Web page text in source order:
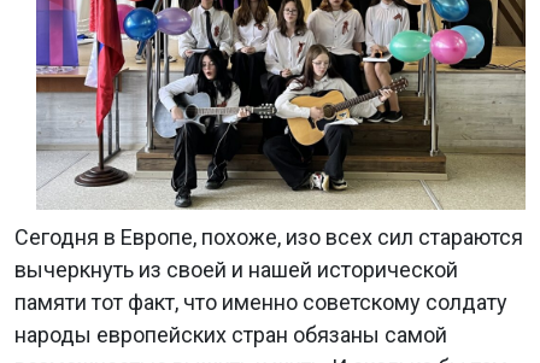
Сегодня в Европе, похоже, изо всех сил стараются
вычеркнуть из своей и нашей исторической
памяти тот факт, что именно советскому солдату
народы европейских стран обязаны самой